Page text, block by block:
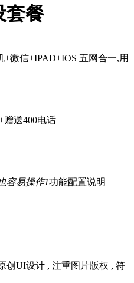
套餐
微信+IPAD+IOS 五网合一,用
赠送400电话
容易操作1功能配置说明
创UI设计 , 注重图片版权 , 符